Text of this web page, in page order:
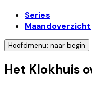
Series
Maandoverzicht
Hoofdmenu: naar begin
Het Klokhuis